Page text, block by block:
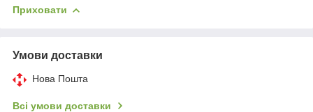
Приховати
Умови доставки
Нова Пошта
Всі умови доставки